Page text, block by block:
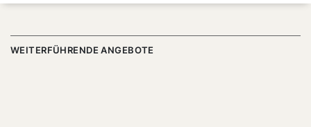
WEITERFÜHRENDE ANGEBOTE